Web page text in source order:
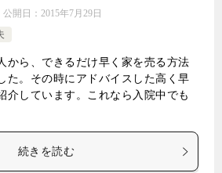
公開日： 2015年7月29日
から、できるだけ早く家を売る方法
た。その時にアドバイスした高く早
介しています。これなら入院中でも
続きを読む